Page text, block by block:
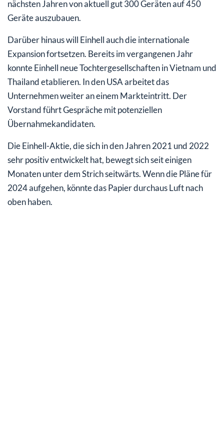
nächsten Jahren von aktuell gut 300 Geräten auf 450
Geräte auszubauen.
Darüber hinaus will Einhell auch die internationale
Expansion fortsetzen. Bereits im vergangenen Jahr
konnte Einhell neue Tochtergesellschaften in Vietnam und
Thailand etablieren. In den USA arbeitet das
Unternehmen weiter an einem Markteintritt. Der
Vorstand führt Gespräche mit potenziellen
Übernahmekandidaten.
Die Einhell-Aktie, die sich in den Jahren 2021 und 2022
sehr positiv entwickelt hat, bewegt sich seit einigen
Monaten unter dem Strich seitwärts. Wenn die Pläne für
2024 aufgehen, könnte das Papier durchaus Luft nach
oben haben.